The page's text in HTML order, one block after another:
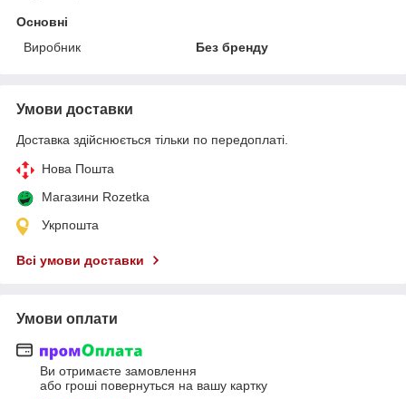
Основні
Виробник
Без бренду
Умови доставки
Доставка здійснюється тільки по передоплаті.
Нова Пошта
Магазини Rozetka
Укрпошта
Всі умови доставки
Умови оплати
Ви отримаєте замовлення
або гроші повернуться на вашу картку